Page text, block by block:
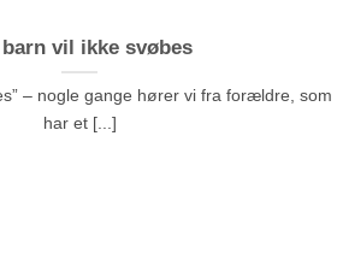
barn vil ikke svøbes
– nogle gange hører vi fra forældre, som
har et [...]